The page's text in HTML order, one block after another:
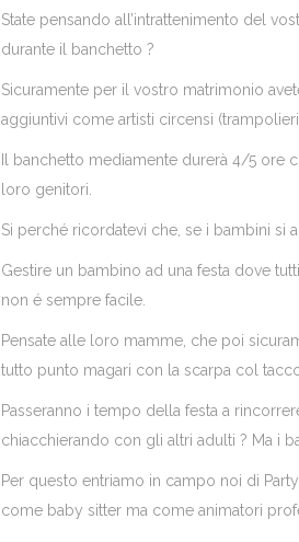
State pensando all’intrattenimento del
durante il banchetto ?
Sicuramente per il vostro matrimonio
aggiuntivi come artisti circensi
Il banchetto mediamente durerà 4/5
loro genitori.
Si perché ricordatevi che, se i bambini si
Gestire un bambino ad una festa dove
non é sempre facile.
Pensate alle loro mamme, che poi
tutto punto magari con la scarpa col
Passeranno i tempo della festa a
chiacchierando con gli altri adulti ? Ma i
Per questo entriamo in campo noi di
come baby sitter ma come animatori